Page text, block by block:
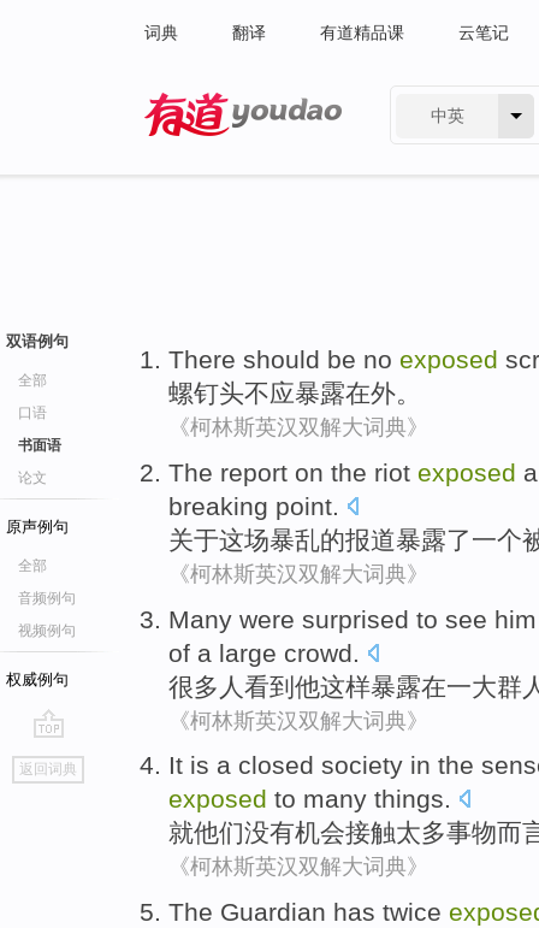
词典 翻译 有道精品课 云笔记
中英
双语例句
全部
口语
书面语
论文
原声例句
全部
音频例句
视频例句
权威例句
go
top
返回词典
There should be no exposed
螺钉头不应暴露在外。
《柯林斯英汉双解大词典》
The report on the riot exposed a
breaking point.
关于这场暴乱的报道暴露了一个
《柯林斯英汉双解大词典》
Many were surprised to see him
of a large crowd
很多人 看到 他这样暴露在一大群
《柯林斯英汉双解大词典》
It is a closed society in the
exposed to many things.
就他们没有机会接触太多事物而
《柯林斯英汉双解大词典》
The Guardian has twice